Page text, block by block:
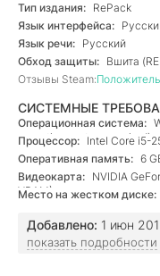
Тип издания: RePack
Язык интерфейса:
Язык речи: Русский
Обход защиты: Вшита
Отзывы Steam:
СИСТЕМНЫЕ
Операционная система:
operating system required)
Процессор: Intel Core i5-
Оперативная память: 6
Видеокарта: NVIDIA
VRAM)
Место на жестком диске:
Добавлено: 1 июн
показать подробности